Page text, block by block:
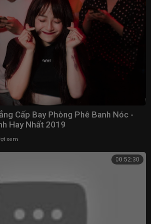
Cấp Bay Phòng Phê Banh Nóc -
Hay Nhất 2019
xem
00:52:30